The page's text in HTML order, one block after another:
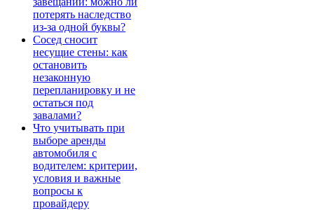
потерять наследство
из-за одной буквы?
Сосед сносит
несущие стены: как
остановить
незаконную
перепланировку и не
остаться под
завалами?
Что учитывать при
выборе аренды
автомобиля с
водителем: критерии,
условия и важные
вопросы к
провайдеру